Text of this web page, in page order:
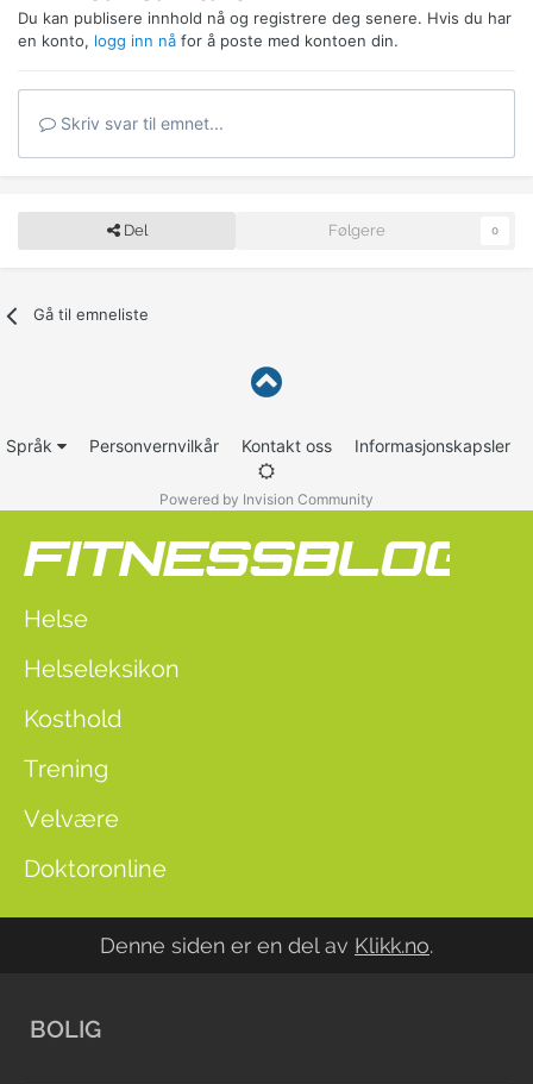
Du kan publisere innhold nå og registrere deg senere. Hvis du har
en konto, logg inn nå for å poste med kontoen din.
Skriv svar til emnet...
Del Følgere 0
Gå til emneliste
Språk Personvernvilkår Kontakt oss Informasjonskapsler
Powered by Invision Community
Helse
Helseleksikon
Kosthold
Trening
Velvære
Doktoronline
Denne siden er en del av Klikk.no.
BOLIG